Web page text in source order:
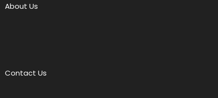
About Us
Contact Us